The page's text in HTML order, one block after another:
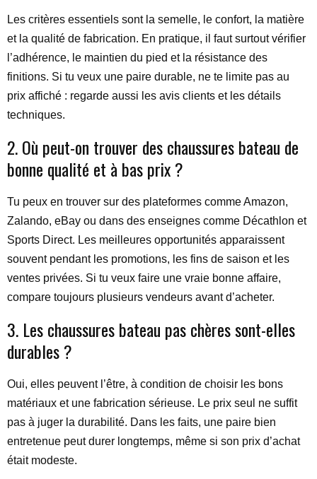
Les critères essentiels sont la semelle, le confort, la matière
et la qualité de fabrication. En pratique, il faut surtout vérifier
l’adhérence, le maintien du pied et la résistance des
finitions. Si tu veux une paire durable, ne te limite pas au
prix affiché : regarde aussi les avis clients et les détails
techniques.
2. Où peut-on trouver des chaussures bateau de
bonne qualité et à bas prix ?
Tu peux en trouver sur des plateformes comme Amazon,
Zalando, eBay ou dans des enseignes comme Décathlon et
Sports Direct. Les meilleures opportunités apparaissent
souvent pendant les promotions, les fins de saison et les
ventes privées. Si tu veux faire une vraie bonne affaire,
compare toujours plusieurs vendeurs avant d’acheter.
3. Les chaussures bateau pas chères sont-elles
durables ?
Oui, elles peuvent l’être, à condition de choisir les bons
matériaux et une fabrication sérieuse. Le prix seul ne suffit
pas à juger la durabilité. Dans les faits, une paire bien
entretenue peut durer longtemps, même si son prix d’achat
était modeste.